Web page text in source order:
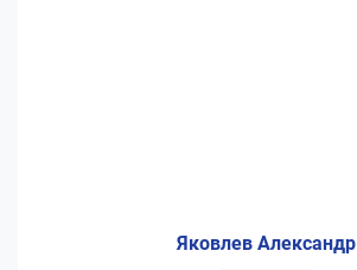
Яковлев Александр